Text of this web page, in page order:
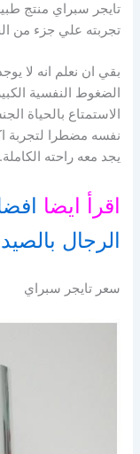
تايجر سبراي منتج
تجربته علي جزء من
بقي ان نعلم انه لا
الضغوط النفسية
الاستمتاع بالحياة
نفسه مضطرا لتجربة
يجد معه راحته الكاملة.
اقرأ ايضا
الرجال
سعر تايجر سبراي